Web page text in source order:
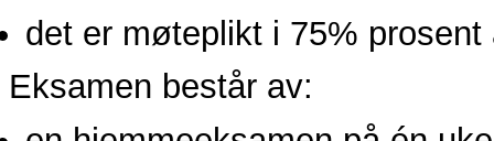
det er møteplikt i 75%
Eksamen består av: